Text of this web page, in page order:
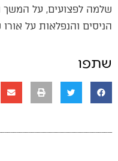
שלמה לפצועים, על
הניסים והנפלאות על
שתפו